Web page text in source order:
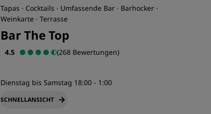
Tapas · Cocktails · Umfassende Bar · Barhocker ·
Weinkarte · Terrasse
Bar The Top
4.5 (268 Bewertungen)
Dienstag bis Samstag 18:00 - 1:00
SCHNELLANSICHT